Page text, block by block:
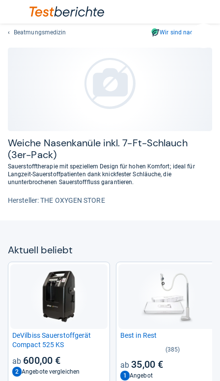
sich
Beatmungsmedizin Wir sind nachhaltig
Wei­che Nasen­kanüle inkl. 7-​Ft-​Schlauch
(3er-​Pack)
Sauerstofftherapie mit speziellem Design für hohen Komfort; ideal für
Langzeit-Sauerstoffpatienten dank knickfester Schläuche, die
ununterbrochenen Sauerstofffluss garantieren.
Her­stel­ler: THE OXYGEN STORE
Aktu­ell beliebt
DeVil­biss Sau­er­stoff­ge­rät
Com­pact 525 KS
600,00 €
2 Angebote vergleichen
Best in Rest
(385)
35,00 €
1 Angebot